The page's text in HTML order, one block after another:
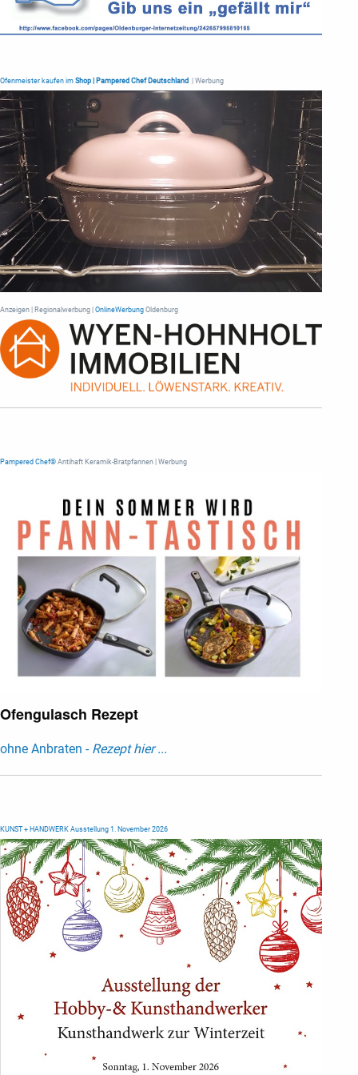
Ofenmeister kaufen im Shop | Pampered Chef Deutschland | Werbung
Anzeigen | Regionalwerbung | OnlineWerbung Oldenburg
Pampered Chef® Antihaft Keramik-Bratpfannen | Werbung
Ofengulasch Rezept
ohne Anbraten - Rezept hier ...
KUNST + HANDWERK Ausstellung 1. November 2026